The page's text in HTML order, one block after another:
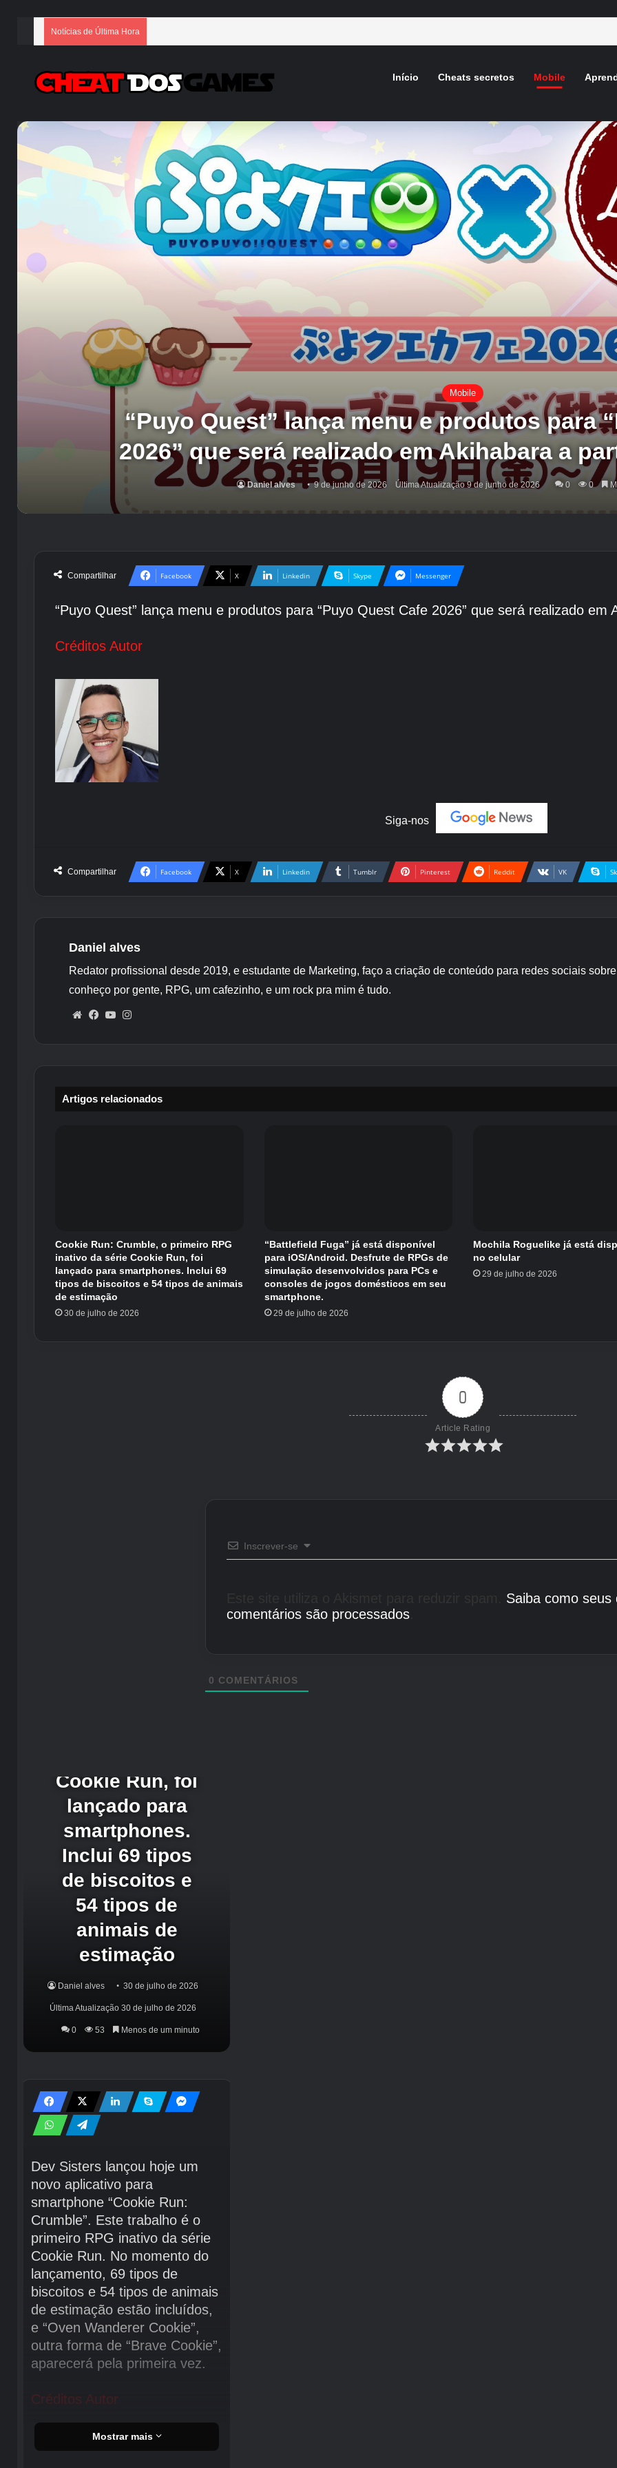
Notícias de Última Hora
Início Cheats secretos Mobile
Mobile
“Puyo Quest” lança menu e produtos para
2026” que será realizado em Akihabara a
Daniel alves 9 de junho de 2026 Última Atualização 9 de junho de 2026 0 0
Compartilhar Facebook X Linkedin Skype Messenger
“Puyo Quest” lança menu e produtos para “Puyo Quest Cafe 2026” que será realizado
Créditos Autor
Siga-nos
Compartilhar Facebook X Linkedin Tumblr Pinterest Reddit VK
Daniel alves
Redator profissional desde 2019, e estudante de Marketing, faço a criação de conteúdo para redes sociais
conheço por gente, RPG, um cafezinho, e um rock pra mim é tudo.
WebsiteFacebook
YouTube
Artigos relacionados
Cookie Run: Crumble, o primeiro RPG
inativo da série Cookie Run, foi
lançado para smartphones. Inclui 69
tipos de biscoitos e 54 tipos de animais
de estimação
30 de julho de 2026
“Battlefield Fuga” já está disponível
para iOS/Android. Desfrute de RPGs de
simulação desenvolvidos para PCs e
consoles de jogos domésticos em seu
smartphone.
29 de julho de 2026
Mochila Roguelike já está
no celular
29 de julho de 2026
0
Article Rating
Inscrever-se
Saiba como seus
comentários são processados
0 COMENTÁRIOS